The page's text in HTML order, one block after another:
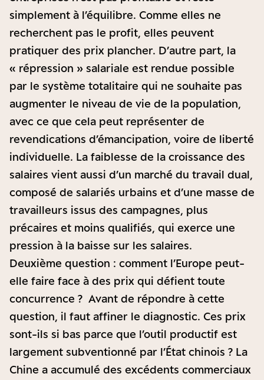
simplement à l’équilibre. Comme elles ne
recherchent pas le profit, elles peuvent
pratiquer des prix plancher. D’autre part, la
« répression » salariale est rendue possible
par le système totalitaire qui ne souhaite pas
augmenter le niveau de vie de la population,
avec ce que cela peut représenter de
revendications d’émancipation, voire de liberté
individuelle. La faiblesse de la croissance des
salaires vient aussi d’un marché du travail dual,
composé de salariés urbains et d’une masse de
travailleurs issus des campagnes, plus
précaires et moins qualifiés, qui exerce une
pression à la baisse sur les salaires.
Deuxième question : comment l’Europe peut-
elle faire face à des prix qui défient toute
concurrence ? Avant de répondre à cette
question, il faut affiner le diagnostic. Ces prix
sont-ils si bas parce que l’outil productif est
largement subventionné par l’État chinois ? La
Chine a accumulé des excédents commerciaux